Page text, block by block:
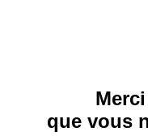
que vous